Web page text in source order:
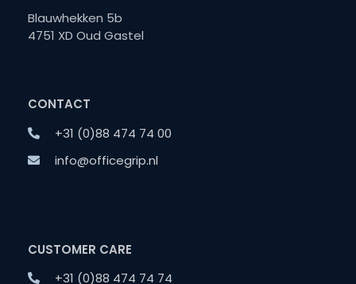
Blauwhekken 5b
4751 XD Oud Gastel
CONTACT
+31 (0)88 474 74 00
info@officegrip.nl
CUSTOMER CARE
+31 (0)88 474 74 74